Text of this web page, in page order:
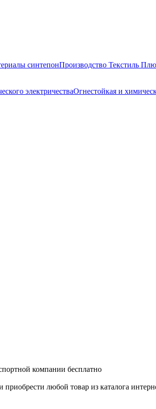
синтепонПроизводство Текстиль
электричестваОгнестойкая и
компании бесплатно
любой товар из каталога